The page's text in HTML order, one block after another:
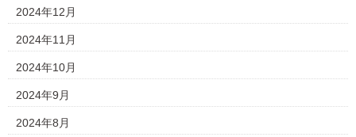
2024年12月
2024年11月
2024年10月
2024年9月
2024年8月